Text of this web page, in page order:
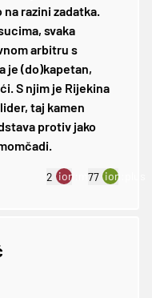
razini zadatka.
svaka
arbitru s
je (do)kapetan,
S njim je Rijekina
taj kamen
protiv jako
2 ion:minus
77 ion:plus